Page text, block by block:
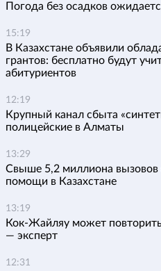
Погода без осадков
15:19
В Казахстане объявили
грантов: бесплатно будут
абитуриентов
12:19
Крупный канал сбыта
полицейские в Алматы
13:29
Свыше 5,2 миллиона
помощи в Казахстане
13:19
Кок-Жайляу может
— эксперт
12:31